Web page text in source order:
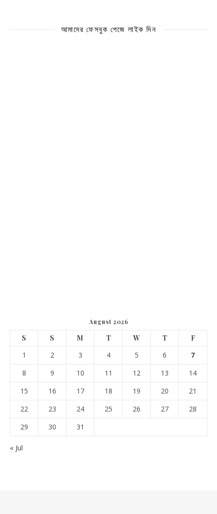
আমাদের ফেসবুক পেজে লাইক দিন
August 2026
S S M T W T
F
1
2 3 4 5 6
7
8
9 10 11 12 13
14
15
16 17 18 19 20
21
22
23 24 25 26 27
28
29
30 31
« Jul